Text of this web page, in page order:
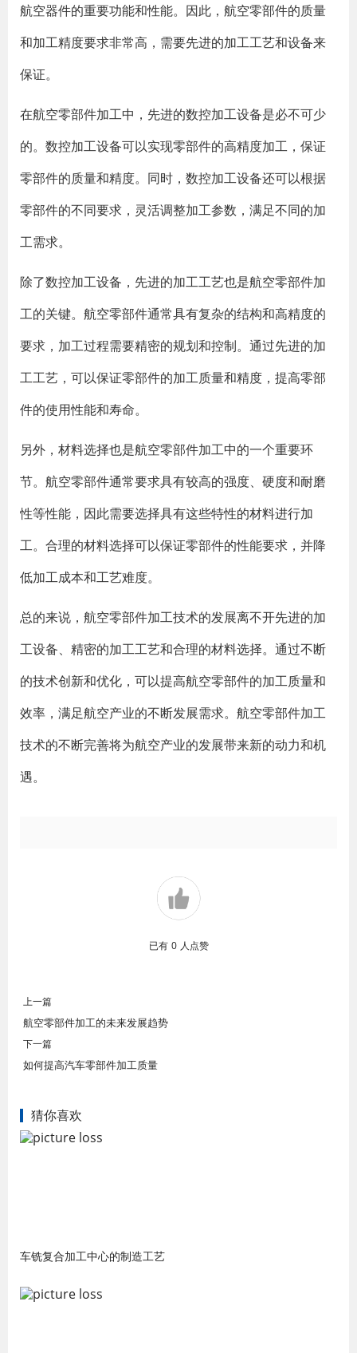
航空器件的重要功能和性能。因此，航空零部件的质量
和加工精度要求非常高，需要先进的加工工艺和设备来
保证。
在航空零部件加工中，先进的数控加工设备是必不可少
的。数控加工设备可以实现零部件的高精度加工，保证
零部件的质量和精度。同时，数控加工设备还可以根据
零部件的不同要求，灵活调整加工参数，满足不同的加
工需求。
除了数控加工设备，先进的加工工艺也是航空零部件加
工的关键。航空零部件通常具有复杂的结构和高精度的
要求，加工过程需要精密的规划和控制。通过先进的加
工工艺，可以保证零部件的加工质量和精度，提高零部
件的使用性能和寿命。
另外，材料选择也是航空零部件加工中的一个重要环
节。航空零部件通常要求具有较高的强度、硬度和耐磨
性等性能，因此需要选择具有这些特性的材料进行加
工。合理的材料选择可以保证零部件的性能要求，并降
低加工成本和工艺难度。
总的来说，航空零部件加工技术的发展离不开先进的加
工设备、精密的加工工艺和合理的材料选择。通过不断
的技术创新和优化，可以提高航空零部件的加工质量和
效率，满足航空产业的不断发展需求。航空零部件加工
技术的不断完善将为航空产业的发展带来新的动力和机
遇。
已有 0 人点赞
上一篇
航空零部件加工的未来发展趋势
下一篇
如何提高汽车零部件加工质量
猜你喜欢
车铣复合加工中心的制造工艺